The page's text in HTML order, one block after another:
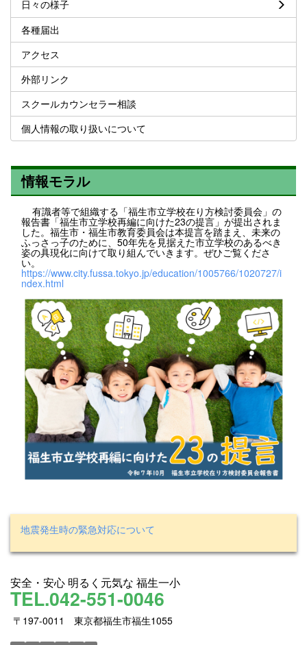
日々の様子
各種届出
アクセス
外部リンク
スクールカウンセラー相談
個人情報の取り扱いについて
情報モラル
有識者等で組織する「福生市立学校在り方検討委員会」の
報告書「福生市立学校再編に向けた23の提言」が提出されま
した。福生市・福生市教育委員会は本提言を踏まえ、未来の
ふっさっ子のために、50年先を見据えた市立学校のあるべき
姿の具現化に向けて取り組んでいきます。ぜひご覧くださ
い。
https://www.city.fussa.tokyo.jp/education/1005766/1020727/i
ndex.html
地震発生時の緊急対応について
安全・安心 明るく元気な 福生一小
TEL.042-551-0046
〒197-0011 東京都福生市福生1055